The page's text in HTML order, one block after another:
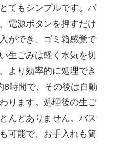
てもシンプルです。バ
電源ボタンを押すだけ
ができ、ゴミ箱感覚で
生ごみは軽く水気を切
より効率的に処理でき
8時間で、その後は自動
ります。処理後の生ご
んどありません。バス
可能で、お手入れも簡